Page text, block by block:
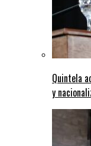
Quintela
y